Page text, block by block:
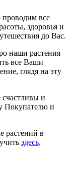
все
здоровья и
до Вас.
наши растения
все Ваши
глядя на эту
и
Покупателю и
растений в
здесь.